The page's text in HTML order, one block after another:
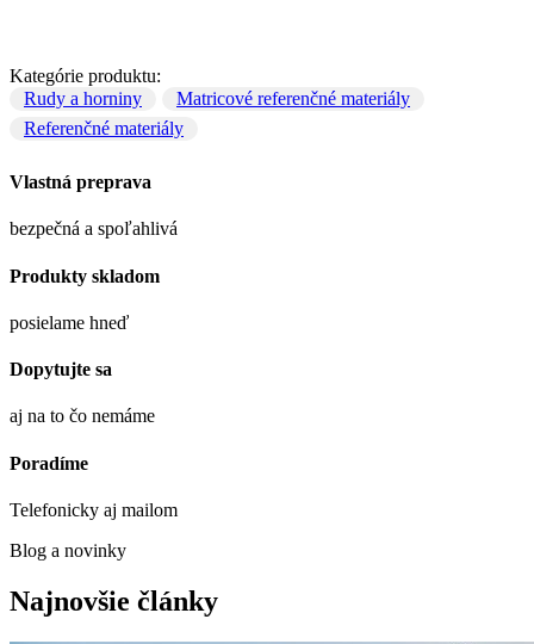
Kategórie produktu:
Rudy a horniny
Matricové referenčné materiály
Referenčné materiály
Vlastná preprava
bezpečná a spoľahlivá
Produkty skladom
posielame hneď
Dopytujte sa
aj na to čo nemáme
Poradíme
Telefonicky aj mailom
Blog a novinky
Najnovšie články